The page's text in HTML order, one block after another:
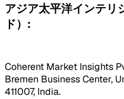
アジア太平洋インテリ
ド）:
Coherent Market Insights
Bremen Business Center,
411007, India.